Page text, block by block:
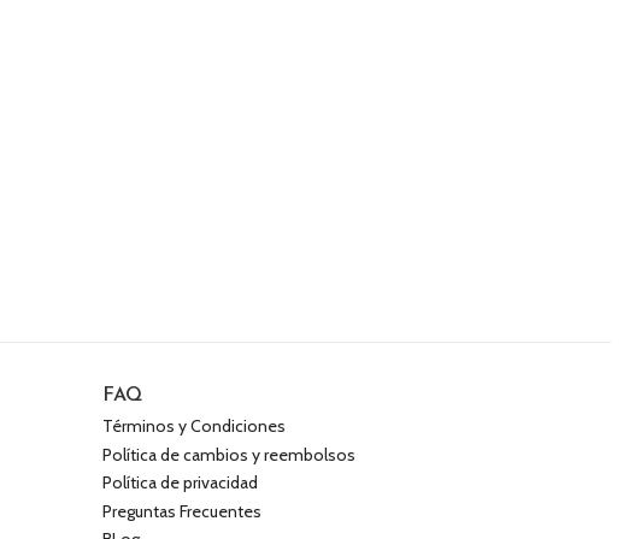
FAQ
Términos y Condiciones
Política de cambios y reembolsos
Política de privacidad
Preguntas Frecuentes